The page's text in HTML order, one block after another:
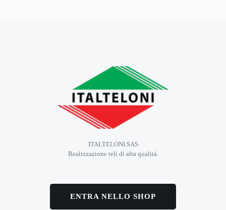
ITALTELONI SAS
Realizzazione teli di alta qualità.
ENTRA NELLO SHOP